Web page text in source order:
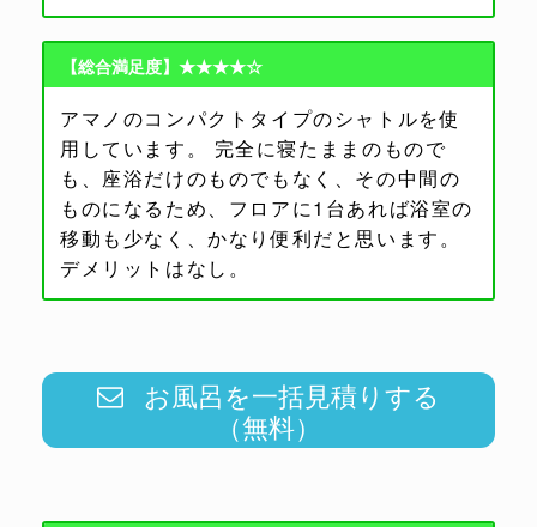
【総合満足度】★★★★☆
アマノのコンパクトタイプのシャトルを使
用しています。 完全に寝たままのもので
も、座浴だけのものでもなく、その中間の
ものになるため、フロアに1台あれば浴室の
移動も少なく、かなり便利だと思います。
デメリットはなし。
お風呂を一括見積りする
（無料）